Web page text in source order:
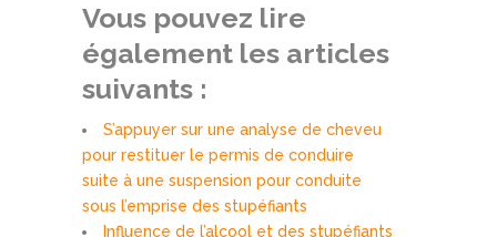
Vous pouvez lire
également les articles
suivants :
S’appuyer sur une analyse de cheveu
pour restituer le permis de conduire
suite à une suspension pour conduite
sous l’emprise des stupéfiants
Influence de l’alcool et des stupéfiants